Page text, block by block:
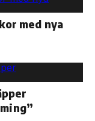
med nya